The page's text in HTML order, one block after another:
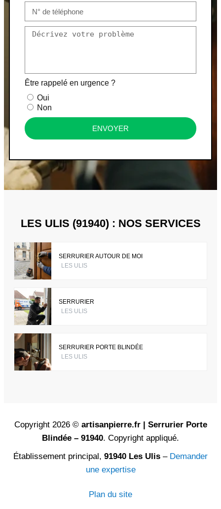
Être rappelé en urgence ?
Oui
Non
ENVOYER
LES ULIS (91940) : NOS SERVICES
SERRURIER AUTOUR DE MOI
LES ULIS
SERRURIER
LES ULIS
SERRURIER PORTE BLINDÉE
LES ULIS
Copyright 2026 © artisanpierre.fr | Serrurier Porte
Blindée – 91940. Copyright appliqué.
Établissement principal, 91940 Les Ulis – Demander
une expertise
Plan du site